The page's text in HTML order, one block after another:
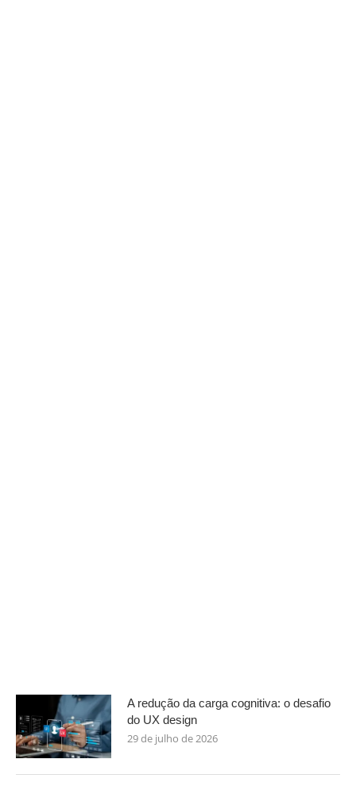
A redução da carga cognitiva: o desafio
do UX design
29 de julho de 2026